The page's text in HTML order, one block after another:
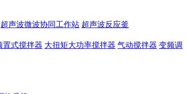
超声波微波协同工作站 超声波反应釜
置式搅拌器 大扭矩大功率搅拌器 气动搅拌器 变频调